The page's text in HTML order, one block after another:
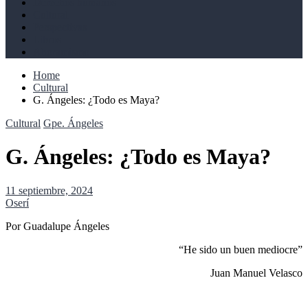
Home
Cultural
G. Ángeles: ¿Todo es Maya?
Cultural Gpe. Ángeles
G. Ángeles: ¿Todo es Maya?
11 septiembre, 2024
Oserí
Por Guadalupe Ángeles
“He sido un buen mediocre”
Juan Manuel Velasco